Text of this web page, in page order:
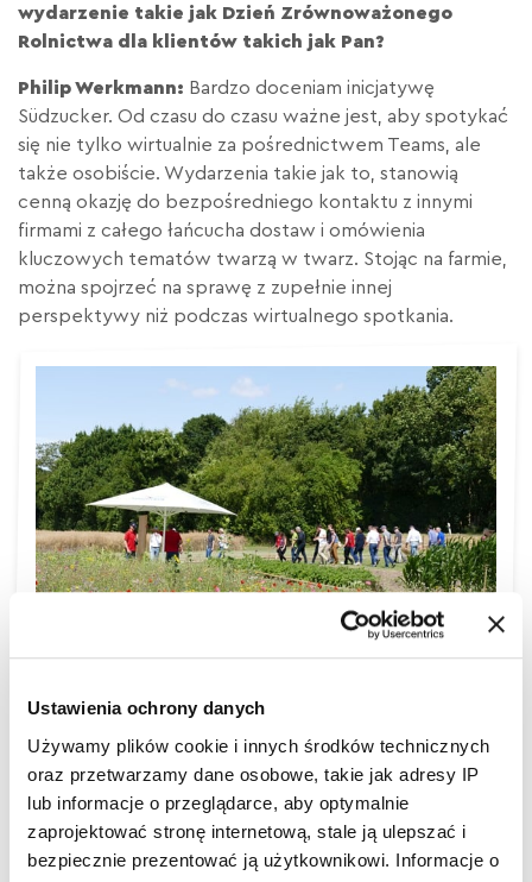
Ustawienia ochrony danych
Używamy plików cookie i innych środków technicznych
oraz przetwarzamy dane osobowe, takie jak adresy IP
lub informacje o przeglądarce, aby optymalnie
zaprojektować stronę internetową, stale ją ulepszać i
bezpiecznie prezentować ją użytkownikowi. Informacje o
wydarzenie takie jak Dzień Zrównoważonego
Rolnictwa dla klientów takich jak Pan?
Philip Werkmann: Bardzo doceniam inicjatywę
Südzucker. Od czasu do czasu ważne jest, aby spotykać
się nie tylko wirtualnie za pośrednictwem Teams, ale
także osobiście. Wydarzenia takie jak to, stanowią
cenną okazję do bezpośredniego kontaktu z innymi
firmami z całego łańcucha dostaw i omówienia
kluczowych tematów twarzą w twarz. Stojąc na farmie,
można spojrzeć na sprawę z zupełnie innej
perspektywy niż podczas wirtualnego spotkania.
Südzucker: Czy uważasz, że bliższy kontakt z
gospodarstwami rolnymi i wspólna inicjatywa na
rzecz zrównoważonego rozwoju ułatwiają
wprowadzanie produktów na rynek?
Philip Werkmann:Uważam, że jeśli opowiemy historię